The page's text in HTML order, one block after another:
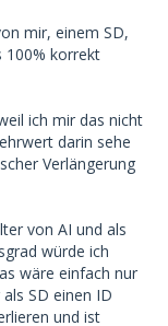
mir, einem SD,
100% korrekt
ich mir das nicht
darin sehe
Verlängerung
von AI und als
würde ich
wäre einfach nur
SD einen ID
und ist